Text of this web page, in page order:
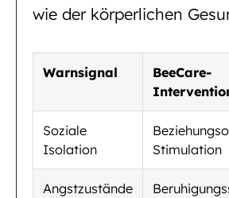
wie der körperlichen
Warnsignal
BeeCare-
Soziale
Isolation
Stimulation
Angstzustände